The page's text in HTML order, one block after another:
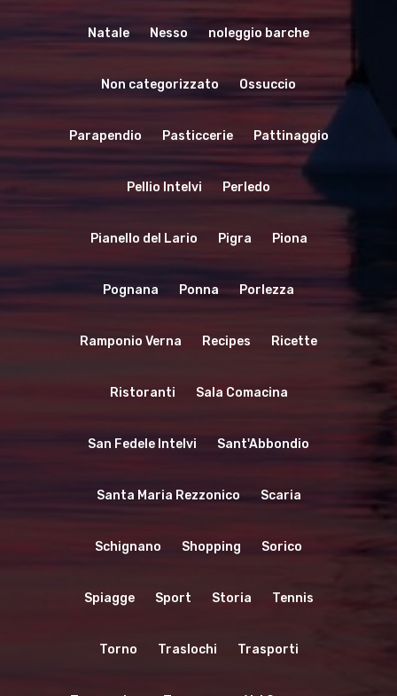
Natale Nesso noleggio barche
Non categorizzato Ossuccio
Parapendio Pasticcerie Pattinaggio
Pellio Intelvi Perledo
Pianello del Lario Pigra Piona
Pognana Ponna Porlezza
Ramponio Verna Recipes Ricette
Ristoranti Sala Comacina
San Fedele Intelvi Sant'Abbondio
Santa Maria Rezzonico Scaria
Schignano Shopping Sorico
Spiagge Sport Storia Tennis
Torno Traslochi Trasporti